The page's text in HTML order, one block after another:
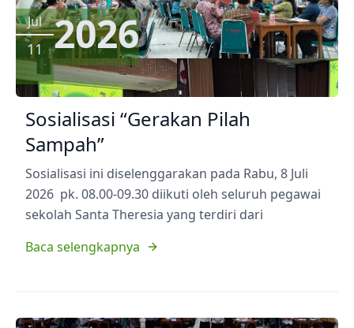
Jul
11 2026
Sosialisasi “Gerakan Pilah
Sampah”
Sosialisasi ini diselenggarakan pada Rabu, 8 Juli
2026 pk. 08.00-09.30 diikuti oleh seluruh pegawai
sekolah Santa Theresia yang terdiri dari
Baca selengkapnya